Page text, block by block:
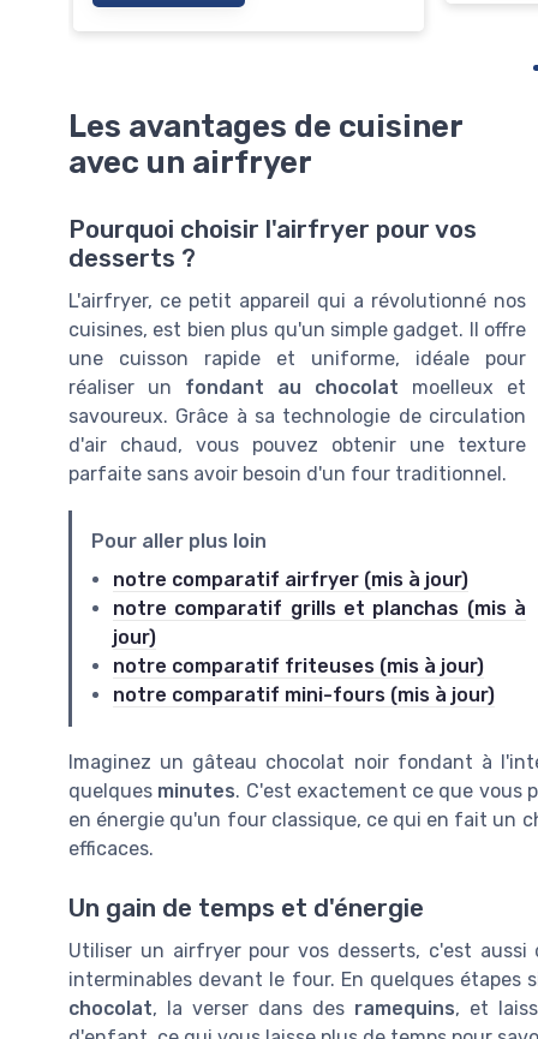
Les avantages de cuisiner
avec un airfryer
Pourquoi choisir l'airfryer pour vos
desserts ?
L'airfryer, ce petit appareil qui a révolutionné nos
cuisines, est bien plus qu'un simple gadget. Il offre
une cuisson rapide et uniforme, idéale pour
réaliser un fondant au chocolat moelleux et
savoureux. Grâce à sa technologie de circulation
d'air chaud, vous pouvez obtenir une texture
parfaite sans avoir besoin d'un four traditionnel.
Pour aller plus loin
notre comparatif airfryer (mis à jour)
notre comparatif grills et planchas (mis à
jour)
notre comparatif friteuses (mis à jour)
notre comparatif mini-fours (mis à jour)
Imaginez un gâteau chocolat noir fondant à
quelques minutes. C'est exactement ce que vous
en énergie qu'un four classique, ce qui en fait un
efficaces.
Un gain de temps et d'énergie
Utiliser un airfryer pour vos desserts, c'est aussi
interminables devant le four. En quelques étapes
chocolat, la verser dans des ramequins, et